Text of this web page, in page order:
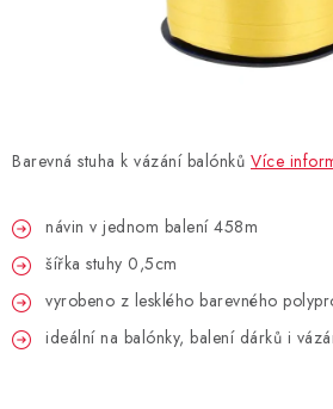
DORTOVÉ SVÍČKY A OZDOBY
DÁRKY
HELIUM NA BALÓNKY
LAMPIONY
OSLAVA PODLE BAREV
Barevná stuha k vázání balónků Více
návin v jednom balení 458m
šířka stuhy 0,5cm
vyrobeno z lesklého barevného
ideální na balónky, balení dárků i